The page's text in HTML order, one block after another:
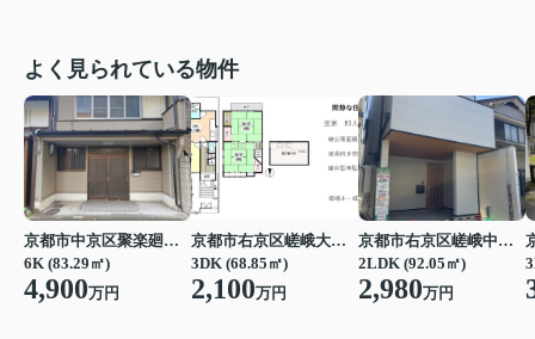
よく見られている物件
京都市中京区聚楽廻松下町
6K (83.29㎡)
4,900万円
京都市右京区嵯峨大覚寺門前堂ノ前町
3DK (68.85㎡)
2,100万円
京都市右京区嵯峨中又町
2LDK (92.05㎡)
2,980万円